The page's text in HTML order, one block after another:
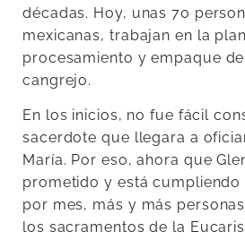
décadas. Hoy, unas 70
mexicanas, trabajan en la
procesamiento y empaque
cangrejo.
En los inicios, no fue fácil
sacerdote que llegara a
María. Por eso, ahora que
prometido y está cumpliendo
por mes, más y más
los sacramentos de la